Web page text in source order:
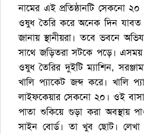
নামের এই প্রতিষ্ঠানটি সেকনো
ওষুধ তৈরি করে অনেক দিন
জানায় স্থানীয়রা। তবে ভবনে
সাথে জড়িতরা সটকে পড়ে।
ওষুধ তৈরির দুইটি ম্যাশিন,
খালি প্যাকেট জব্দ করে। খালি
লাইফকেয়ার সেকনো ২০। ওই
পাতা শুকিয়ে গুড়া করা অবস্থায়
সাইন বোর্ড। তা খুব ছোট।